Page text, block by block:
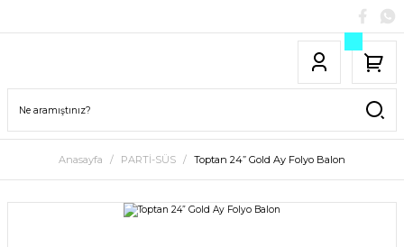
Anasayfa PARTİ-SÜS Toptan 24” Gold Ay Folyo Balon